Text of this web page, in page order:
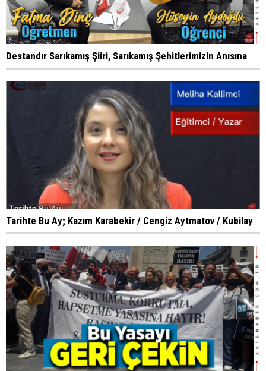
Destandır Sarıkamış Şiiri, Sarıkamış Şehitlerimizin Anısına
Tarihte Bu Ay; Kazım Karabekir / Cengiz Aytmatov / Kubilay